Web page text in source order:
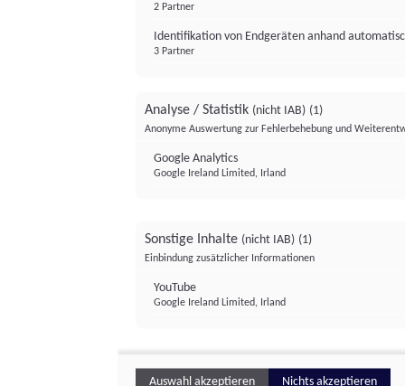
2 Partner
Identifikation von Endgeräten anhand
3 Partner
Analyse / Statistik (nicht IAB) (1)
Anonyme Auswertung zur Fehlerbehebung und
Google Analytics
Google Ireland Limited, Irland
Sonstige Inhalte (nicht IAB) (1)
Einbindung zusätzlicher Informationen
YouTube
Google Ireland Limited, Irland
Auswahl akzeptieren Nichts akzeptieren